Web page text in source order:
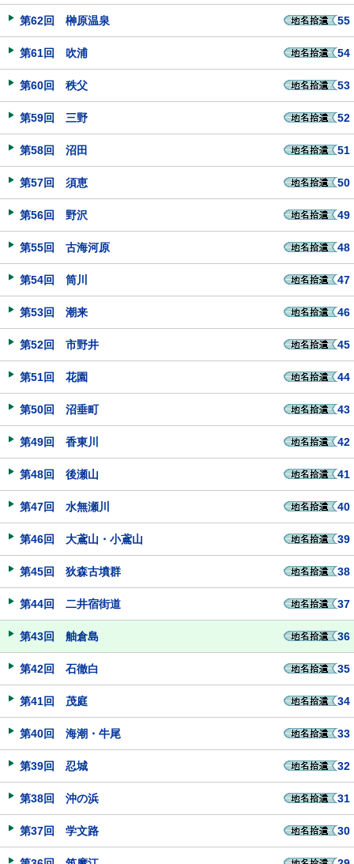
第62回 榊原温泉 55
第61回 吹浦 54
第60回 秩父 53
第59回 三野 52
第58回 沼田 51
第57回 須恵 50
第56回 野沢 49
第55回 古海河原 48
第54回 筒川 47
第53回 潮来 46
第52回 市野井 45
第51回 花園 44
第50回 沼垂町 43
第49回 香東川 42
第48回 後瀬山 41
第47回 水無瀬川 40
第46回 大鳶山・小鳶山 39
第45回 狄森古墳群 38
第44回 二井宿街道 37
第43回 舳倉島 36
第42回 石徹白 35
第41回 茂庭 34
第40回 海潮・牛尾 33
第39回 忍城 32
第38回 沖の浜 31
第37回 学文路 30